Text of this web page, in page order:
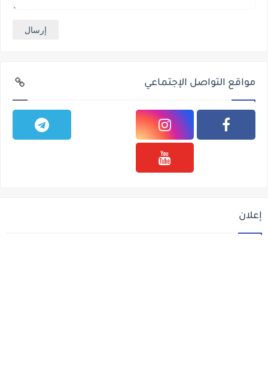
مواقع التواصل الإجتماعي
إعلان